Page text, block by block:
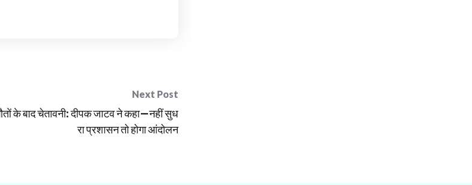
Next Post
के बाद चेतावनी: दीपक जाटव ने कहा—नहीं सुध
रा प्रशासन तो होगा आंदोलन